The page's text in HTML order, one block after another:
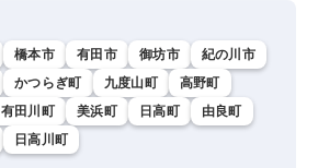
橋本市 有田市 御坊市
紀の川市
かつらぎ町 九度山町
高野町
有田川町 美浜町 日高町
由良町
日高川町